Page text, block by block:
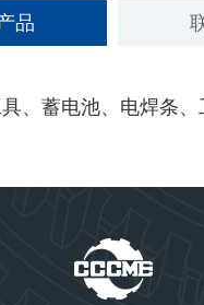
品
、蓄电池、 电焊条